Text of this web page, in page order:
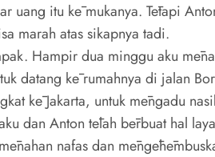
uang itu kē mukanya. Tētapi
marah atas sikapnya tadi.
Hampir dua minggu aku
datang kē rumahnya di jalan
kē Jakarta, untuk mēngadu
dan Anton tēlah bērbuat hal
nafas dan